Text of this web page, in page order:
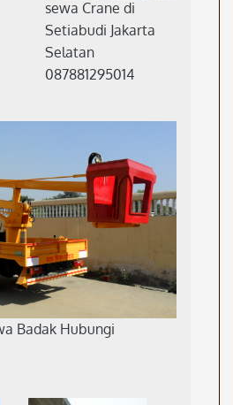
sewa Crane di
Setiabudi Jakarta
Selatan
087881295014
Badak Hubungi